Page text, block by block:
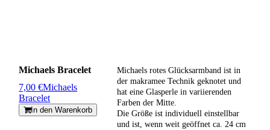
Michaels Bracelet
7,00 €Michaels
Bracelet
In den Warenkorb
Michaels rotes Glücksarmband ist in
der makramee Technik geknotet und
hat eine Glasperle in variierenden
Farben der Mitte.
Die Größe ist individuell einstellbar
und ist, wenn weit geöffnet ca. 24 cm